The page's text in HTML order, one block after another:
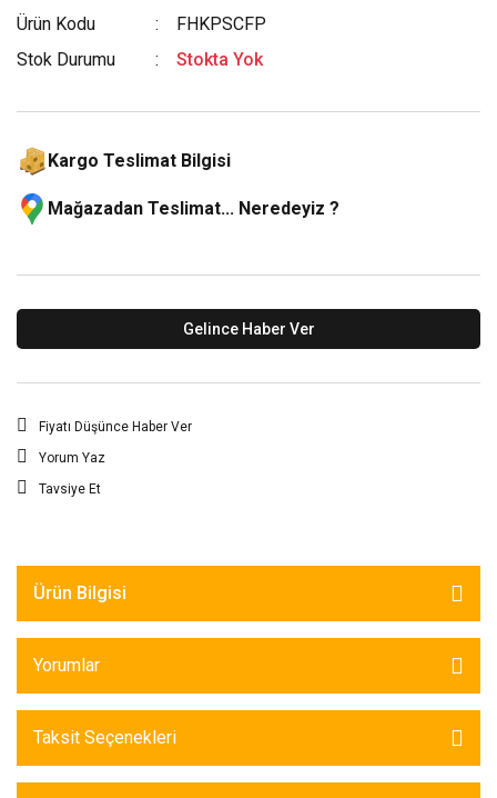
Ürün Kodu
FHKPSCFP
Stok Durumu
Stokta Yok
Kargo Teslimat Bilgisi
Mağazadan Teslimat... Neredeyiz ?
Gelince Haber Ver
Fiyatı Düşünce Haber Ver
Yorum Yaz
Tavsiye Et
Ürün Bilgisi
Yorumlar
Taksit Seçenekleri